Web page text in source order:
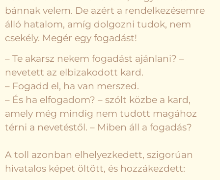
bánnak velem. De azért a rendelkezésemre
álló hatalom, amíg dolgozni tudok, nem
csekély. Megér egy fogadást!
– Te akarsz nekem fogadást ajánlani? –
nevetett az elbizakodott kard.
– Fogadd el, ha van merszed.
– És ha elfogadom? – szólt közbe a kard,
amely még mindig nem tudott magához
térni a nevetéstől. – Miben áll a fogadás?
A toll azonban elhelyezkedett, szigorúan
hivatalos képet öltött, és hozzákezdett: